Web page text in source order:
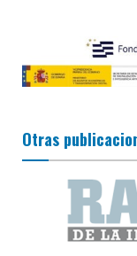
Otras